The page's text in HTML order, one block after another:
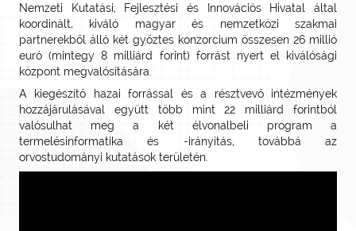
Nemzeti Kutatási, Fejlesztési és Innovációs Hivatal által
koordinált, kiváló magyar és nemzetközi szakmai
partnerekből álló két győztes konzorcium összesen 26 millió
euró (mintegy 8 milliárd forint) forrást nyert el kiválósági
központ megvalósítására.
A kiegészítő hazai forrással és a résztvevő intézmények
hozzájárulásával együtt több mint 22 milliárd forintból
valósulhat meg a két élvonalbeli program a
termelésinformatika és -irányítás, továbbá az
orvostudományi kutatások területén.